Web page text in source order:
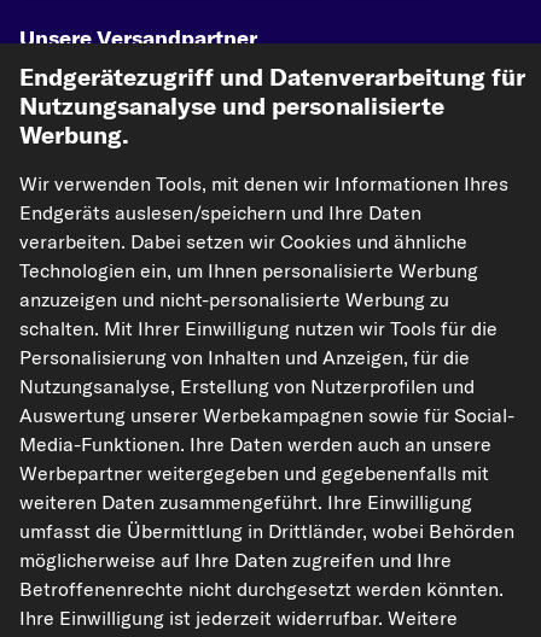
Unsere Versandpartner
kfzteile24.de carpardoo.nl
carpardoo.fr
carpardoo.dk
Die hier dargestellten Daten, insbesondere die gesamte Datenbank, dürfen
nicht vervielfältigt werden. Die Vervielfältigung und Verbreitung der Daten und
der Datenbank ohne vorherige Einwilligung von TecAlliance und/oder die
Einbeziehung Dritter in solche Aktivitäten ist streng verboten. Jegliche
unautorisierte Nutzung von Inhalten stellt eine Verletzung des Urheberrechts
dar und kann rechtliche Schritte nach sich ziehen.
Vertrag widerrufen
Endgerätezugriff und Datenverarbeitung für
Nutzungsanalyse und personalisierte
Werbung.
Wir verwenden Tools, mit denen wir Informationen Ihres
Endgeräts auslesen/speichern und Ihre Daten
verarbeiten. Dabei setzen wir Cookies und ähnliche
Technologien ein, um Ihnen personalisierte Werbung
anzuzeigen und nicht-personalisierte Werbung zu
schalten. Mit Ihrer Einwilligung nutzen wir Tools für die
Personalisierung von Inhalten und Anzeigen, für die
Nutzungsanalyse, Erstellung von Nutzerprofilen und
Auswertung unserer Werbekampagnen sowie für Social-
Media-Funktionen. Ihre Daten werden auch an unsere
Werbepartner weitergegeben und gegebenenfalls mit
weiteren Daten zusammengeführt. Ihre Einwilligung
umfasst die Übermittlung in Drittländer, wobei Behörden
möglicherweise auf Ihre Daten zugreifen und Ihre
Betroffenenrechte nicht durchgesetzt werden könnten.
Ihre Einwilligung ist jederzeit widerrufbar. Weitere